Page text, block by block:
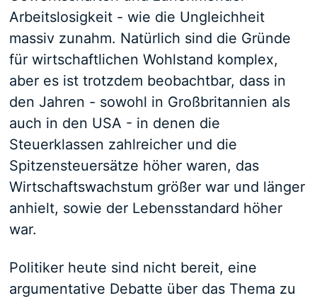
Arbeitslosigkeit - wie die Ungleichheit
massiv zunahm. Natürlich sind die Gründe
für wirtschaftlichen Wohlstand komplex,
aber es ist trotzdem beobachtbar, dass in
den Jahren - sowohl in Großbritannien als
auch in den USA - in denen die
Steuerklassen zahlreicher und die
Spitzensteuersätze höher waren, das
Wirtschaftswachstum größer war und länger
anhielt, sowie der Lebensstandard höher
war.
Politiker heute sind nicht bereit, eine
argumentative Debatte über das Thema zu